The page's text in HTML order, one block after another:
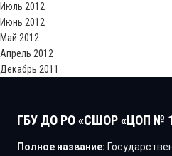
Июль 2012
Июнь 2012
Май 2012
Апрель 2012
Декабрь 2011
ГБУ ДО РО «СШОР «ЦОП №
Полное название: